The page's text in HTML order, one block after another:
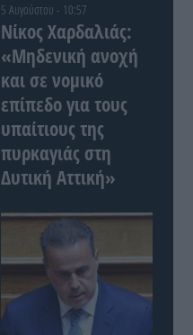
5 Αυγούστου - 10:57
Νίκος Χαρδαλιάς:
«Μηδενική ανοχή
και σε νομικό
επίπεδο για τους
υπαίτιους της
πυρκαγιάς στη
Δυτική Αττική»